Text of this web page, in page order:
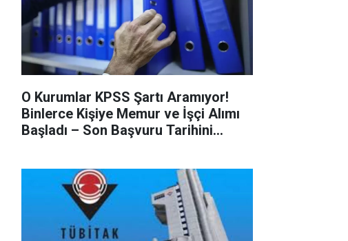
O Kurumlar KPSS Şartı Aramıyor!
Binlerce Kişiye Memur ve İşçi Alımı
Başladı – Son Başvuru Tarihini